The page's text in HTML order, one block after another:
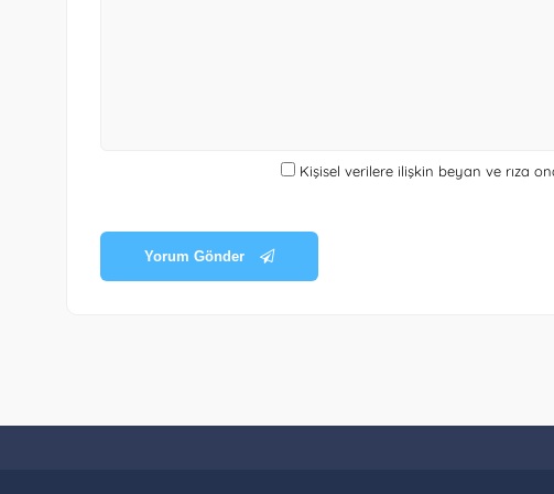
Kişisel verilere ilişkin beyan ve rıza
Yorum Gönder